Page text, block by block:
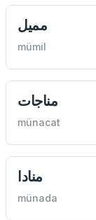
مميل
mümil
مناجات
münacat
منادا
münada